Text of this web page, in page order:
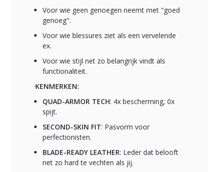
Voor wie geen genoegen neemt met "goed
genoeg".
Voor wie blessures ziet als een vervelende
ex.
Voor wie stijl net zo belangrijk vindt als
functionaliteit.
KENMERKEN:
QUAD-ARMOR TECH: 4x bescherming, 0x
spijt.
SECOND-SKIN FIT: Pasvorm voor
perfectionisten.
BLADE-READY LEATHER: Leder dat belooft
net zo hard te vechten als jij.